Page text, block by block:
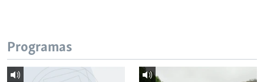
Programas